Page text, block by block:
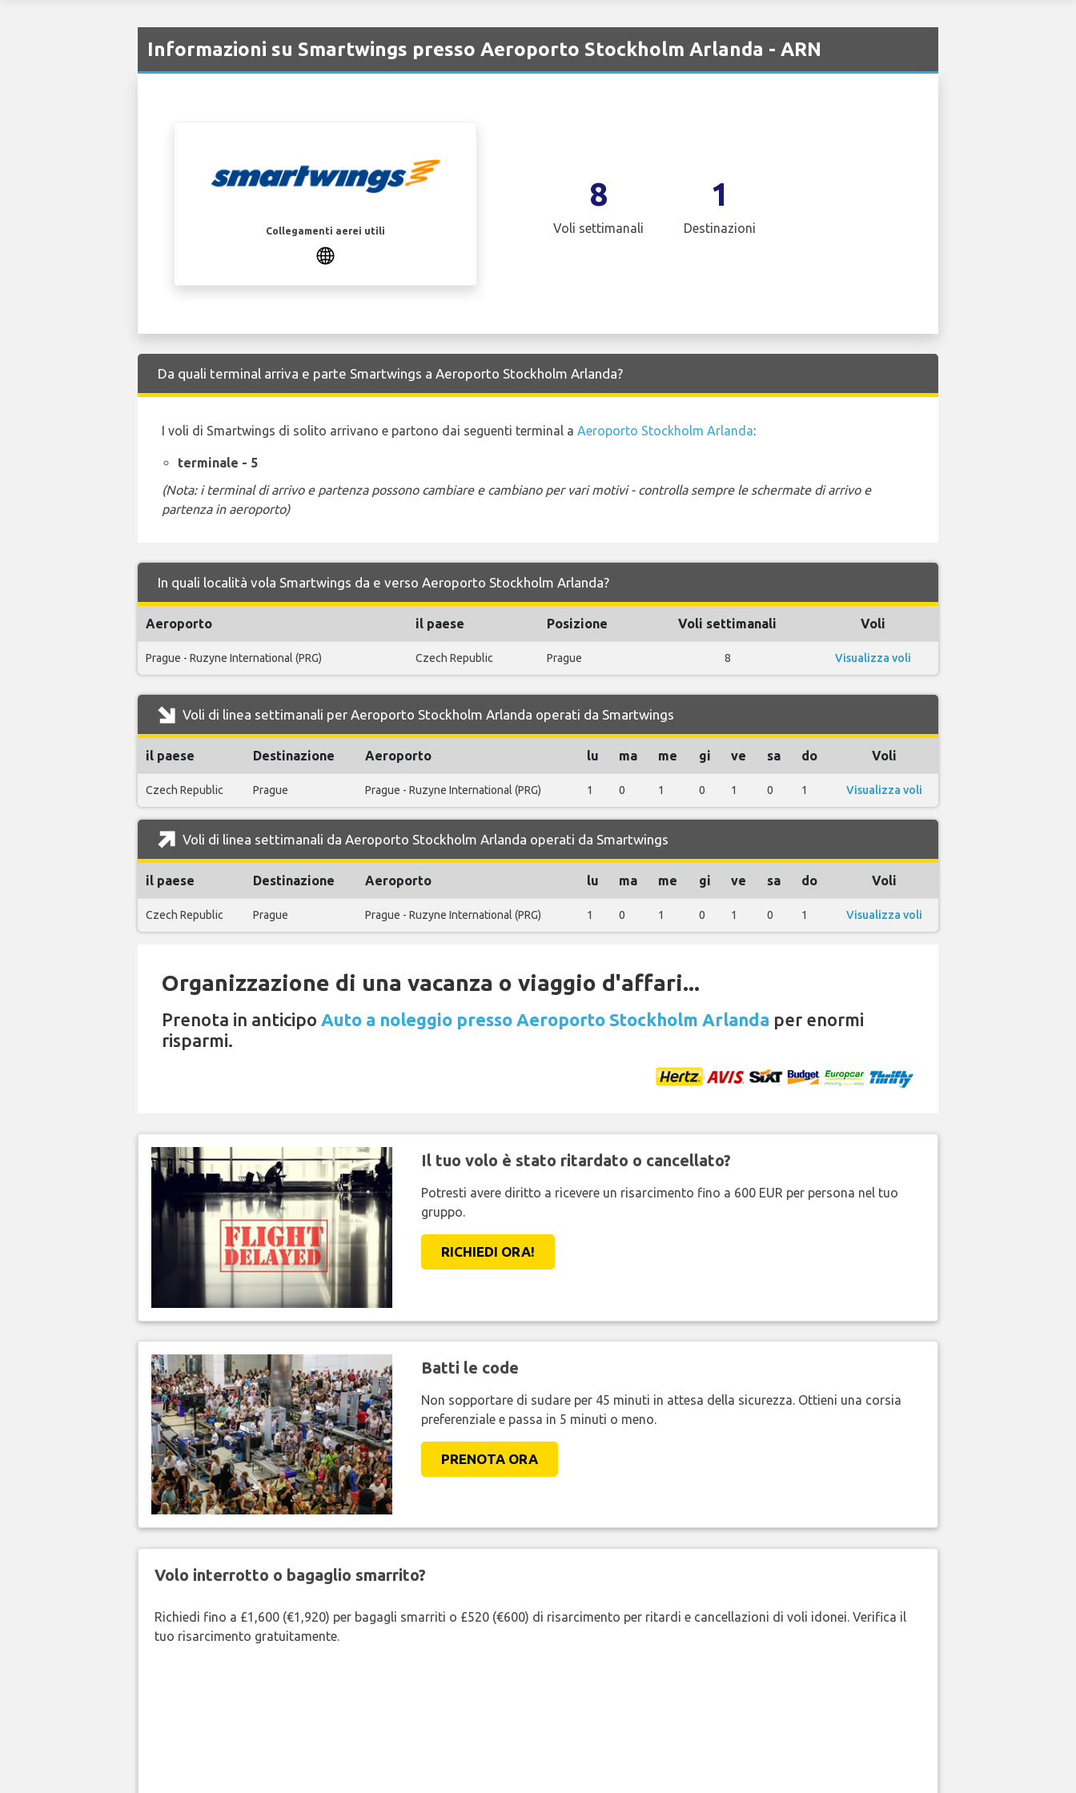
Informazioni su Smartwings presso Aeroporto Stockholm Arlanda - ARN
Collegamenti aerei utili
8
Voli settimanali
1
Destinazioni
Da quali terminal arriva e parte Smartwings a Aeroporto Stockholm Arlanda?
I voli di Smartwings di solito arrivano e partono dai seguenti terminal a Aeroporto Stockholm Arlanda:
terminale - 5
(Nota: i terminal di arrivo e partenza possono cambiare e cambiano per vari motivi - controlla sempre le schermate di arrivo e
partenza in aeroporto)
In quali località vola Smartwings da e verso Aeroporto Stockholm Arlanda?
Aeroporto il paese Posizione Voli settimanali Voli
Prague - Ruzyne International (PRG) Czech Republic Prague 8 Visualizza voli
Voli di linea settimanali per Aeroporto Stockholm Arlanda operati da Smartwings
il paese Destinazione Aeroporto lu ma me gi ve sa do Voli
Czech Republic Prague Prague - Ruzyne International (PRG) 1 0 1 0 1 0 1 Visualizza voli
Voli di linea settimanali da Aeroporto Stockholm Arlanda operati da Smartwings
il paese Destinazione Aeroporto lu ma me gi ve sa do Voli
Czech Republic Prague Prague - Ruzyne International (PRG) 1 0 1 0 1 0 1 Visualizza voli
Organizzazione di una vacanza o viaggio d'affari...
Prenota in anticipo Auto a noleggio presso Aeroporto Stockholm Arlanda per enormi
risparmi.
Il tuo volo è stato ritardato o cancellato?
Potresti avere diritto a ricevere un risarcimento fino a 600 EUR per persona nel tuo
gruppo.
RICHIEDI ORA!
Batti le code
Non sopportare di sudare per 45 minuti in attesa della sicurezza. Ottieni una corsia
preferenziale e passa in 5 minuti o meno.
PRENOTA ORA
Volo interrotto o bagaglio smarrito?
Richiedi fino a £1,600 (€1,920) per bagagli smarriti o £520 (€600) di risarcimento per ritardi e cancellazioni di voli idonei. Verifica il
tuo risarcimento gratuitamente.